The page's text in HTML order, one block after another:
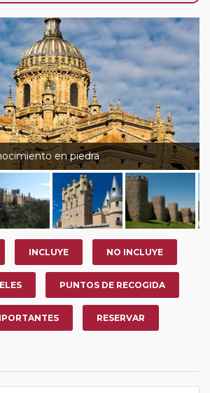
en piedra
INCLUYE NO INCLUYE
PUNTOS DE RECOGIDA
RESERVAR